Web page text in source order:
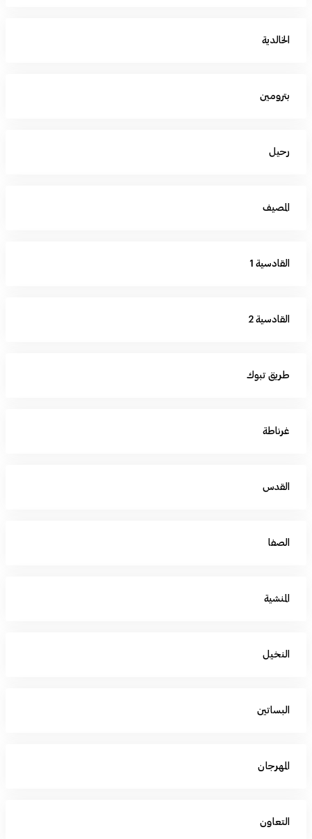
الخالدية
بترومين
رحيل
المصيف
القادسية 1
القادسية 2
طريق تبوك
غرناطة
القدس
الصفا
المنشية
النخيل
البساتين
المهرجان
التعاون